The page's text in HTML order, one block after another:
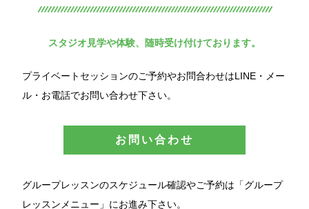
スタジオ見学や体験、随時受け付けております。
プライベートセッションのご予約やお問合わせはLINE・メー
ル・お電話でお問い合わせ下さい。
お問い合わせ
グループレッスンのスケジュール確認やご予約は「グループ
レッスンメニュー」にお進み下さい。